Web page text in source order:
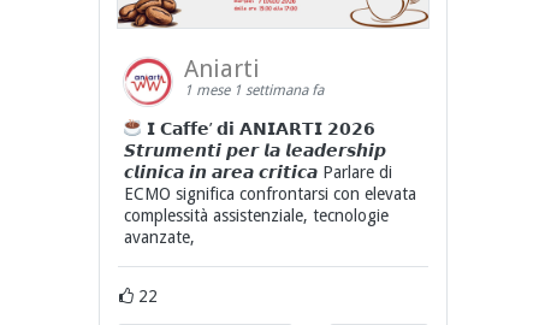
Aniarti
1 mese 1 settimana fa
𝗜 𝗖𝗮𝗳𝗳𝗲’ 𝗱𝗶 𝗔𝗡𝗜𝗔𝗥𝗧𝗜 𝟮𝟬𝟮𝟲
𝙎𝙩𝙧𝙪𝙢𝙚𝙣𝙩𝙞 𝙥𝙚𝙧 𝙡𝙖 𝙡𝙚𝙖𝙙𝙚𝙧𝙨𝙝𝙞𝙥
𝙘𝙡𝙞𝙣𝙞𝙘𝙖 𝙞𝙣 𝙖𝙧𝙚𝙖 𝙘𝙧𝙞𝙩𝙞𝙘𝙖 Parlare di
ECMO significa confrontarsi con elevata
complessità assistenziale, tecnologie
avanzate,
22